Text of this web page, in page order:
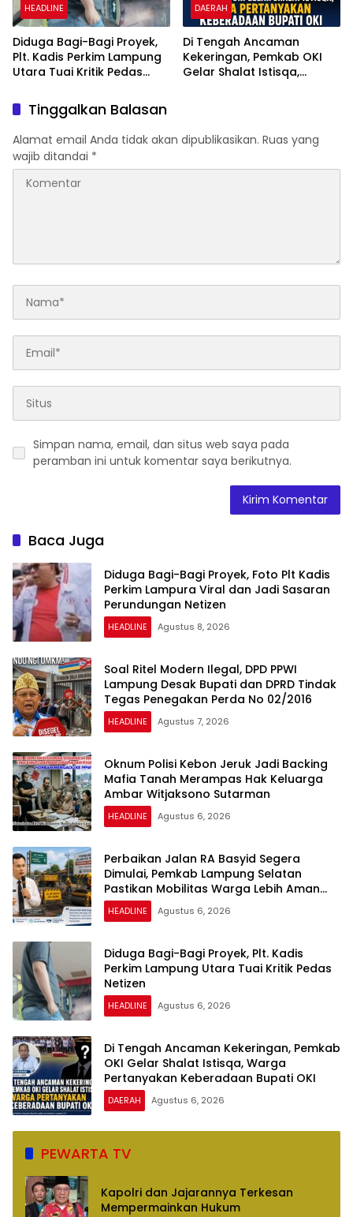
HEADLINE
Diduga Bagi-Bagi Proyek,
Plt. Kadis Perkim Lampung
Utara Tuai Kritik Pedas
DAERAH
Di Tengah Ancaman
Kekeringan, Pemkab OKI
Gelar Shalat Istisqa,
Tinggalkan Balasan
Alamat email Anda tidak akan dipublikasikan. Ruas yang
wajib ditandai *
Simpan nama, email, dan situs web saya pada
peramban ini untuk komentar saya berikutnya.
Baca Juga
Diduga Bagi-Bagi Proyek, Foto Plt Kadis
Perkim Lampura Viral dan Jadi Sasaran
Perundungan Netizen
HEADLINE Agustus 8, 2026
Soal Ritel Modern Ilegal, DPD PPWI
Lampung Desak Bupati dan DPRD Tindak
Tegas Penegakan Perda No 02/2016
HEADLINE Agustus 7, 2026
Oknum Polisi Kebon Jeruk Jadi Backing
Mafia Tanah Merampas Hak Keluarga
Ambar Witjaksono Sutarman
HEADLINE Agustus 6, 2026
Perbaikan Jalan RA Basyid Segera
Dimulai, Pemkab Lampung Selatan
Pastikan Mobilitas Warga Lebih Aman
dan Nyaman
HEADLINE Agustus 6, 2026
Diduga Bagi-Bagi Proyek, Plt. Kadis
Perkim Lampung Utara Tuai Kritik Pedas
Netizen
HEADLINE Agustus 6, 2026
Di Tengah Ancaman Kekeringan, Pemkab
OKI Gelar Shalat Istisqa, Warga
Pertanyakan Keberadaan Bupati OKI
DAERAH Agustus 6, 2026
PEWARTA TV
Kapolri dan Jajarannya Terkesan
Mempermainkan Hukum